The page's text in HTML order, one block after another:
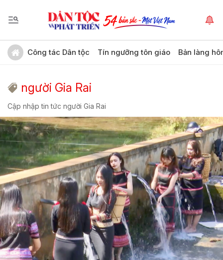
Công tác Dân tộc Tín ngưỡng tôn giáo Bản làng
người Gia Rai
Cập nhập tin tức người Gia Rai